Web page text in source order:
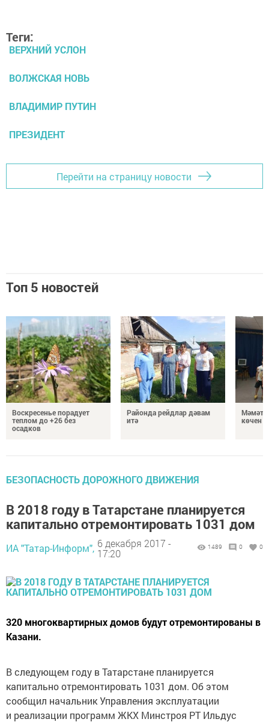
Теги:
ВЕРХНИЙ УСЛОН
ВОЛЖСКАЯ НОВЬ
ВЛАДИМИР ПУТИН
ПРЕЗИДЕНТ
Перейти на страницу новости
Топ 5 новостей
Воскресенье порадует
теплом до +26 без
осадков
Районда рейдлар дәвам
итә
көчен
БЕЗОПАСНОСТЬ ДОРОЖНОГО ДВИЖЕНИЯ
В 2018 году в Татарстане планируется
капитально отремонтировать 1031 дом
ИА "Татар-Информ", 6 декабря 2017 -
17:20
1489 0 0
320 многоквартирных домов будут отремонтированы в
Казани.
В следующем году в Татарстане планируется
капитально отремонтировать 1031 дом. Об этом
сообщил начальник Управления эксплуатации
и реализации программ ЖКХ Минстроя РТ Ильдус